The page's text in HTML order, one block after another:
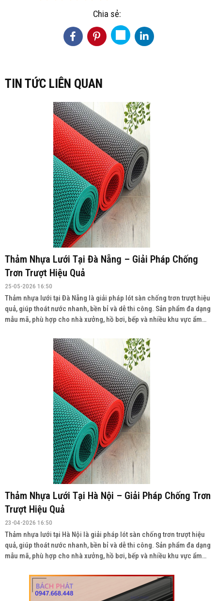
Chia sẻ:
TIN TỨC LIÊN QUAN
Thảm Nhựa Lưới Tại Đà Nẵng – Giải Pháp Chống
Trơn Trượt Hiệu Quả
25-05-2026 16:50
Thảm nhựa lưới tại Đà Nẵng là giải pháp lót sàn chống trơn trượt hiệu
quả, giúp thoát nước nhanh, bền bỉ và dễ thi công. Sản phẩm đa dạng
mẫu mã, phù hợp cho nhà xưởng, hồ bơi, bếp và nhiều khu vực ẩm
Thảm Nhựa Lưới Tại Hà Nội – Giải Pháp Chống Trơn
Trượt Hiệu Quả
23-04-2026 16:50
Thảm nhựa lưới tại Hà Nội là giải pháp lót sàn chống trơn trượt hiệu
quả, giúp thoát nước nhanh, bền bỉ và dễ thi công. Sản phẩm đa dạng
mẫu mã, phù hợp cho nhà xưởng, hồ bơi, bếp và nhiều khu vực ẩm